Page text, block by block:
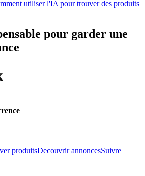
utiliser l'IA pour trouver des produits
pour garder une
produitsDecouvrir annoncesSuivre